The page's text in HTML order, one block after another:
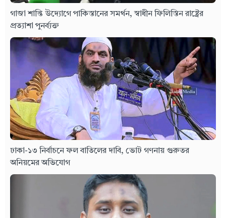
গাজা শান্তি উদ্যোগে পাকিস্তানের সমর্থন, স্বাধীন ফিলিস্তিন রাষ্ট্রের
প্রত্যাশা পুনর্ব্যক্ত
ঢাকা-১৩ নির্বাচনে ফল বাতিলের দাবি, ভোট গণনায় গুরুতর
অনিয়মের অভিযোগ